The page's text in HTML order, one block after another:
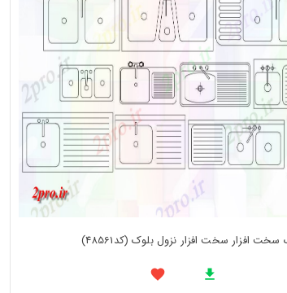
افزار سخت افزار نزول بلوک (کد48561)